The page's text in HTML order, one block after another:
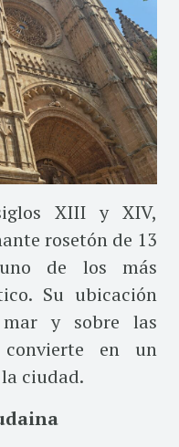
XIII y XIV,
rosetón de 13
de los más
Su ubicación
y sobre las
en un
ciudad.